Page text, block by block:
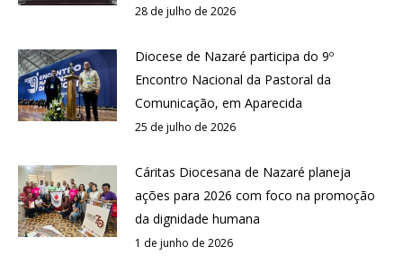
28 de julho de 2026
Diocese de Nazaré participa do 9º
Encontro Nacional da Pastoral da
Comunicação, em Aparecida
25 de julho de 2026
Cáritas Diocesana de Nazaré planeja
ações para 2026 com foco na promoção
da dignidade humana
1 de junho de 2026